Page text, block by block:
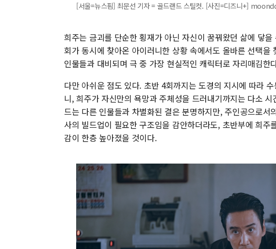
[서울=뉴스핌] 최문선 기자 = 골드랜드 스틸컷. [사진=디즈니+]
희주는 금괴를 단순한 횡재가 아닌 자신이 꿈꿔왔던 삶에 닿
회가 동시에 찾아온 아이러니한 상황 속에서도 올바른 선택을
인물들과 대비되며 극 중 가장 현실적인 캐릭터로 자리매김한
다만 아쉬운 점도 있다. 초반 4회까지는 도경의 지시에 따라
니, 희주가 자신만의 욕망과 주체성을 드러내기까지는 다소
드는 다른 인물들과 차별화된 결은 분명하지만, 주인공으로서
사의 빌드업이 필요한 구조임을 감안하더라도, 초반부에 희
감이 한층 높아졌을 것이다.